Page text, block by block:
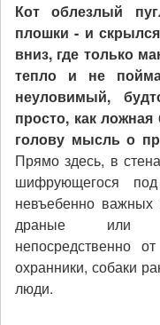
Кот облезлый
плошки - и
вниз, где только
тепло и не
неуловимый,
просто, как
голову мысль о
Прямо здесь, в
шифрующегося под
невъебенно важных
драные или
непосредственно
охранники, собаки
люди.